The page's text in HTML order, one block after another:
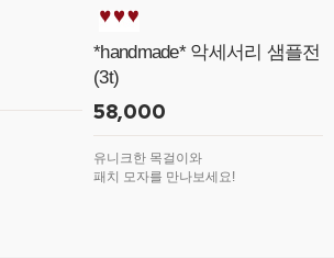
*handmade* 악세서리 샘플전
(3t)
58,000
유니크한 목걸이와
패치 모자를 만나보세요!